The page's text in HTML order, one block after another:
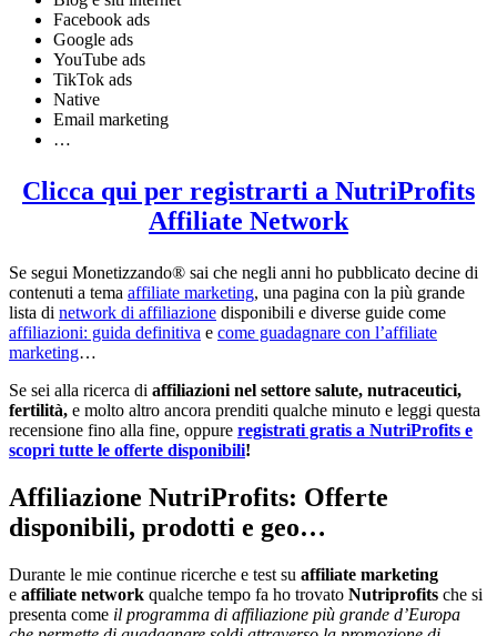
Facebook ads
Google ads
YouTube ads
TikTok ads
Native
Email marketing
…
Clicca qui per registrarti a NutriProfits
Affiliate Network
Se segui Monetizzando® sai che negli anni ho pubblicato decine di
contenuti a tema affiliate marketing, una pagina con la più grande
lista di network di affiliazione disponibili e diverse guide come
affiliazioni: guida definitiva e come guadagnare con l’affiliate
marketing…
Se sei alla ricerca di affiliazioni nel settore salute, nutraceutici,
fertilità, e molto altro ancora prenditi qualche minuto e leggi questa
recensione fino alla fine, oppure registrati gratis a NutriProfits e
scopri tutte le offerte disponibili!
Affiliazione NutriProfits: Offerte
disponibili, prodotti e geo…
Durante le mie continue ricerche e test su affiliate marketing
e affiliate network qualche tempo fa ho trovato Nutriprofits che si
presenta come il programma di affiliazione più grande d’Europa